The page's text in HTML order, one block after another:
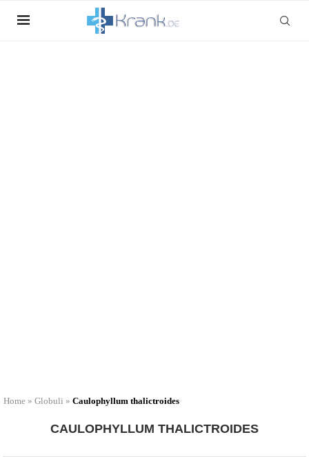
Home » Globuli » Caulophyllum thalictroides
CAULOPHYLLUM THALICTROIDES